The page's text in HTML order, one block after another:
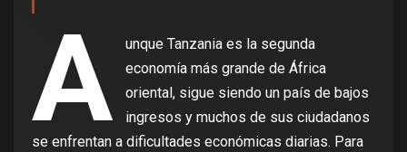
A
unque Tanzania es la segunda
economía más grande de África
oriental, sigue siendo un país de bajos
ingresos y muchos de sus ciudadanos
se enfrentan a dificultades económicas diarias. Para